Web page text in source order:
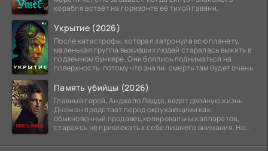
корабля встаёт на горизонте её тихой гавани,
Укрытие (2026)
После катастрофы, которая затронула всю планету,
маленькая группа выживших людей старалась выжить в
подземном бункере. Они боялись подниматься на
поверхность, потому что знали: смерть там будет очень
Память убийцы (2026)
Главный герой, Анджело Ледде, ведет двойную жизнь.
Днем он предстает перед окружающими как
обыкновенный продавец копировальных аппаратов,
стараясь не привлекать к себе лишнего внимания. Но